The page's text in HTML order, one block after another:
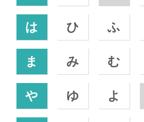
は ひ ふ
ま み む
や ゆ よ